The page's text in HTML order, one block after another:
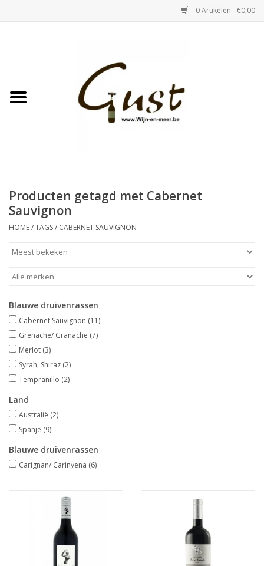
0 Artikelen - €0,00
Witte wijn
Bubbels & Vermout
Sterke Dranken
Tastings & zaalverhuur
Producten getagd met Cabernet
Sauvignon
HOME/TAGS/ CABERNET SAUVIGNON
Blauwe druivenrassen
Cabernet Sauvignon (11)
Grenache/ Granache (7)
Merlot (3)
Syrah, Shiraz (2)
Tempranillo (2)
Land
Australië (2)
Spanje (9)
Blauwe druivenrassen
Carignan/ Carinyena (6)